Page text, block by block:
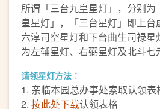
所谓「三台九皇星灯」，分别
皇星灯」，「三台星灯」即上
六淳司空星灯和下台曲生司禄星
为左辅星灯、右弼星灯及北斗七
请领星灯方法︰
1. 亲临本园总办事处索取认领表
2. 按此处下载认领表格